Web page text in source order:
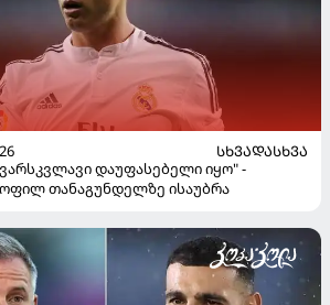
ᲡᲮᲕᲐᲓᲐᲡᲮᲕᲐ
დაუფასებელი იყო" -
თანაგუნდელზე ისაუბრა